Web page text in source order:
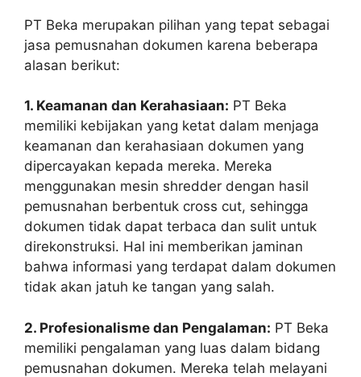
PT Beka merupakan pilihan yang tepat sebagai
jasa pemusnahan dokumen karena beberapa
alasan berikut:
1. Keamanan dan Kerahasiaan: PT Beka
memiliki kebijakan yang ketat dalam menjaga
keamanan dan kerahasiaan dokumen yang
dipercayakan kepada mereka. Mereka
menggunakan mesin shredder dengan hasil
pemusnahan berbentuk cross cut, sehingga
dokumen tidak dapat terbaca dan sulit untuk
direkonstruksi. Hal ini memberikan jaminan
bahwa informasi yang terdapat dalam dokumen
tidak akan jatuh ke tangan yang salah.
2. Profesionalisme dan Pengalaman: PT Beka
memiliki pengalaman yang luas dalam bidang
pemusnahan dokumen. Mereka telah melayani